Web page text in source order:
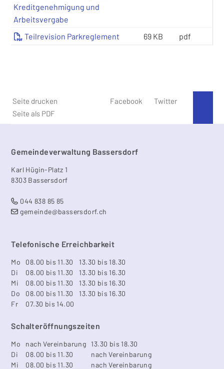
Kreditgenehmigung und
Arbeitsvergabe
Teilrevision Parkreglement 69 KB pdf
Seite drucken
Seite als PDF
Facebook Twitter
Footer
Gemeindeverwaltung Bassersdorf
Karl Hügin-Platz 1
8303 Bassersdorf
044 838 85 85
gemeinde@bassersdorf.ch
Telefonische Erreichbarkeit
Mo 08.00 bis 11.30
13.30 bis 18.30
Di
08.00 bis 11.30
13.30 bis 16.30
Mi
08.00 bis 11.30
13.30 bis 16.30
Do
08.00 bis 11.30
13.30 bis 16.30
Fr
07.30 bis 14.00
Schalteröffnungszeiten
Mo nach Vereinbarung
13.30 bis 18.30
Di
08.00 bis 11.30
nach Vereinbarung
Mi
08.00 bis 11.30 nach Vereinbarung